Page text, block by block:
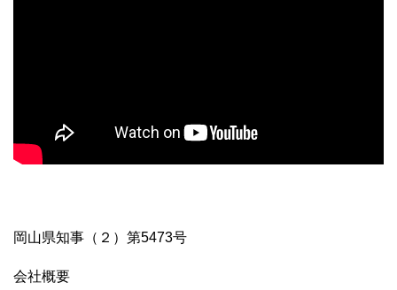
岡山県知事（２）第5473号
会社概要